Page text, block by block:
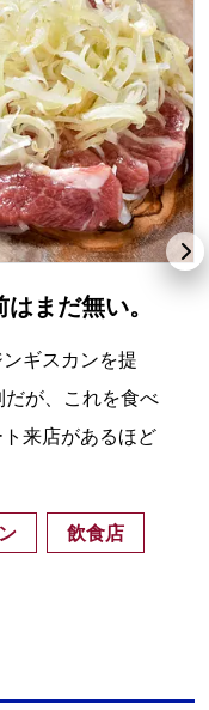
まだ無い。
ギスカンを提
が、これを食べ
来店があるほど
飲食店